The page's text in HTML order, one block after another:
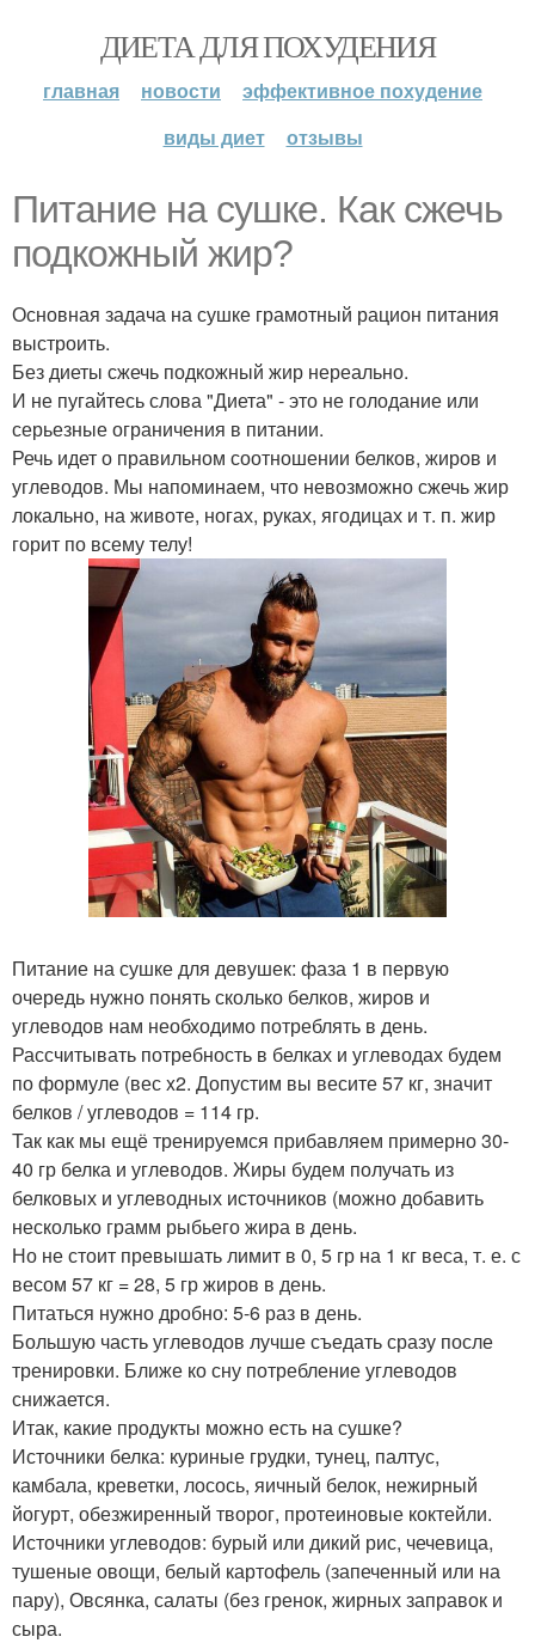
ДИЕТА ДЛЯ ПОХУДЕНИЯ
главная новости
эффективное похудение
виды диет
отзывы
Питание на сушке. Как сжечь
подкожный жир?
Основная задача на сушке грамотный рацион питания
выстроить.
Без диеты сжечь подкожный жир нереально.
И не пугайтесь слова "Диета" - это не голодание или
серьезные ограничения в питании.
Речь идет о правильном соотношении белков, жиров и
углеводов. Мы напоминаем, что невозможно сжечь жир
локально, на животе, ногах, руках, ягодицах и т. п. жир
горит по всему телу!
Питание на сушке для девушек: фаза 1 в первую
очередь нужно понять сколько белков, жиров и
углеводов нам необходимо потреблять в день.
Рассчитывать потребность в белках и углеводах будем
по формуле (вес x2. Допустим вы весите 57 кг, значит
белков / углеводов = 114 гр.
Так как мы ещё тренируемся прибавляем примерно 30-
40 гр белка и углеводов. Жиры будем получать из
белковых и углеводных источников (можно добавить
несколько грамм рыбьего жира в день.
Но не стоит превышать лимит в 0, 5 гр на 1 кг веса, т. е. с
весом 57 кг = 28, 5 гр жиров в день.
Питаться нужно дробно: 5-6 раз в день.
Большую часть углеводов лучше съедать сразу после
тренировки. Ближе ко сну потребление углеводов
снижается.
Итак, какие продукты можно есть на сушке?
Источники белка: куриные грудки, тунец, палтус,
камбала, креветки, лосось, яичный белок, нежирный
йогурт, обезжиренный творог, протеиновые коктейли.
Источники углеводов: бурый или дикий рис, чечевица,
тушеные овощи, белый картофель (запеченный или на
пару), Овсянка, салаты (без гренок, жирных заправок и
сыра.